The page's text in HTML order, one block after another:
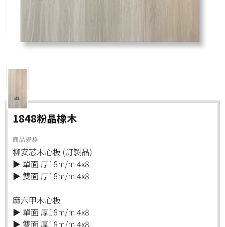
1848粉晶橡木
商品規格
柳安芯木心板 (訂製品)
▶ 單面 厚18m/m 4x8
▶ 雙面 厚18m/m 4x8
麻六甲木心板
▶ 單面 厚18m/m 4x8
▶ 雙面 厚18m/m 4x8